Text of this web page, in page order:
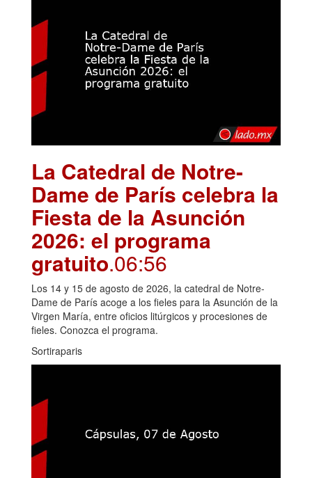
La Catedral de Notre-
Dame de París celebra la
Fiesta de la Asunción
2026: el programa
gratuito.06:56
Los 14 y 15 de agosto de 2026, la catedral de Notre-
Dame de París acoge a los fieles para la Asunción de la
Virgen María, entre oficios litúrgicos y procesiones de
fieles. Conozca el programa.
Sortiraparis